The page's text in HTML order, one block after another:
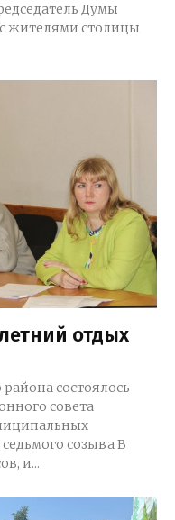
Думы
жителями столицы
отдых
состоялось
совета
созыва В
и...